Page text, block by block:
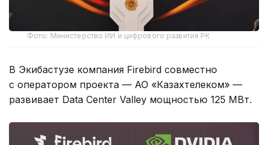
Фото: Министерство ИИ и цифрового развития РК
В Экибастузе компания Firebird совместно
с оператором проекта — АО «Казахтелеком» —
развивает Data Center Valley мощностью 125 МВт.